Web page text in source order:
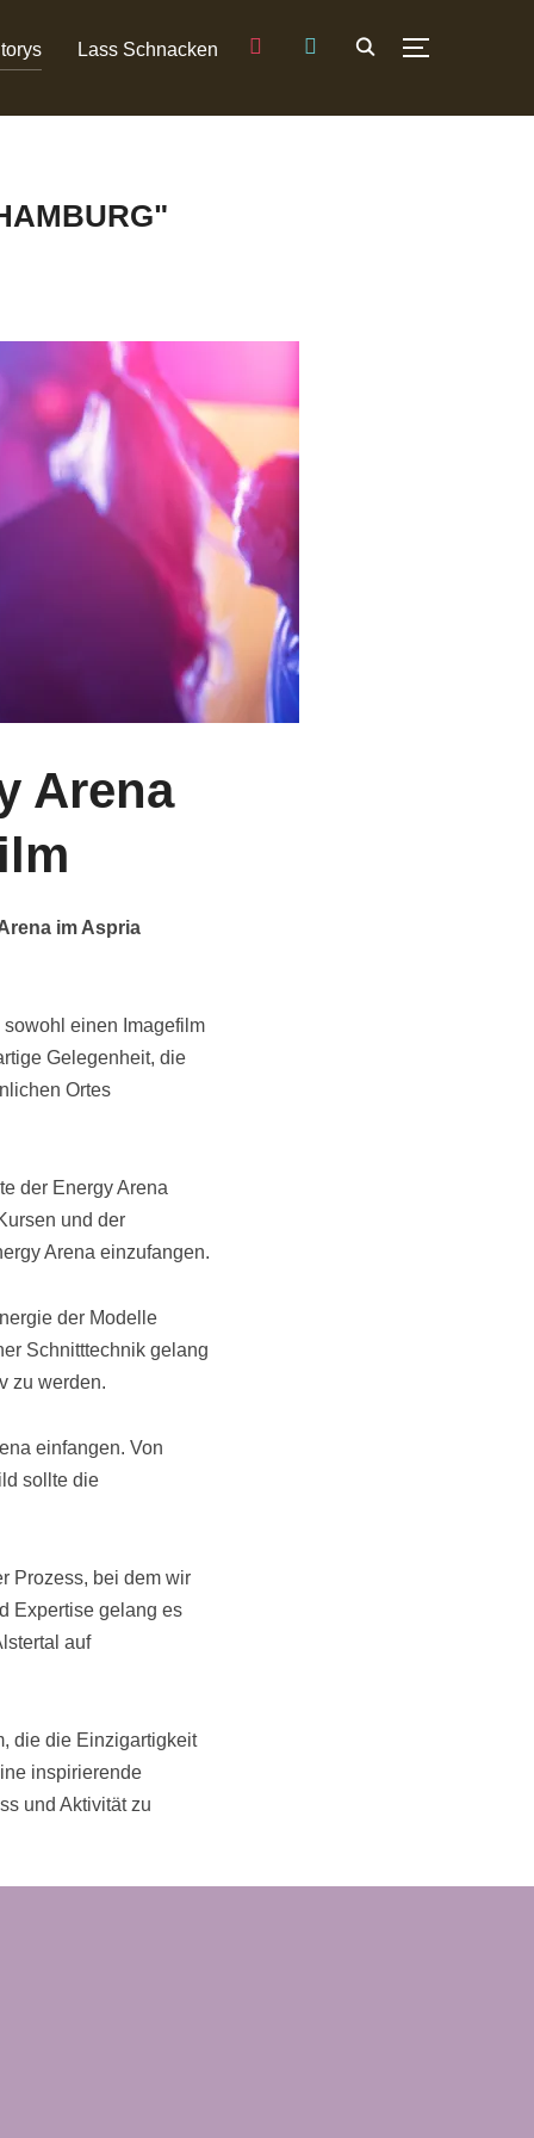
instagram
tiktok
Lass Schnacken
Arena
im Aspria
einen Imagefilm
Gelegenheit, die
Ortes
der Energy Arena
und der
Arena einzufangen.
der Modelle
Schnitttechnik gelang
zu werden.
einfangen. Von
sollte die
Prozess, bei dem wir
Expertise gelang es
auf
die die Einzigartigkeit
inspirierende
und Aktivität zu